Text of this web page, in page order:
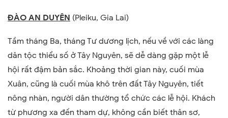
ĐÀO AN DUYÊN (Pleiku, Gia Lai)
Tầm tháng Ba, tháng Tư dương lịch, nếu về với các làng
dân tộc thiểu số ở Tây Nguyên, sẽ dễ dàng gặp một lễ
hội rất đậm bản sắc. Khoảng thời gian này, cuối mùa
Xuân, cũng là cuối mùa khô trên đất Tây Nguyên, tiết
nông nhàn, người dân thường tổ chức các lễ hội. Khách
từ phương xa đến tham dự, không cần biết thân sơ,